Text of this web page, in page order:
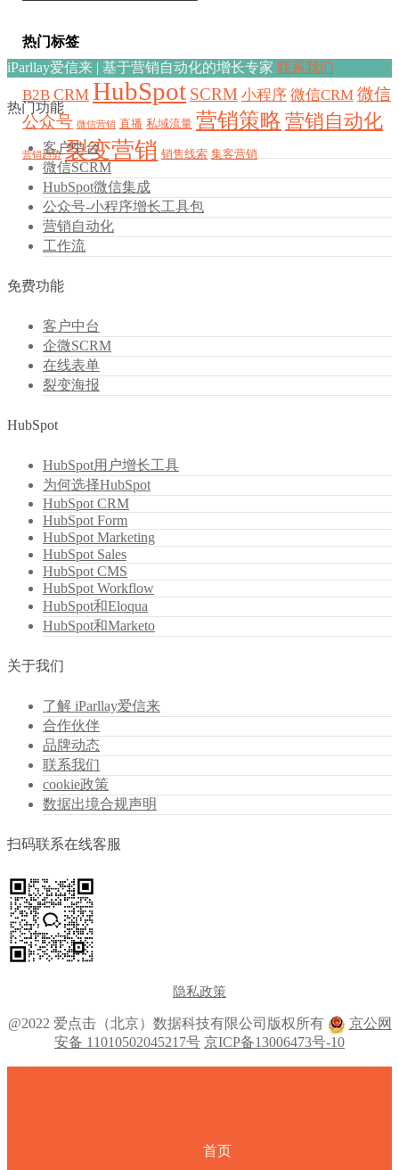
热门标签
B2B CRM HubSpot SCRM 小程序 微信CRM 微信
公众号 微信营销 直播 私域流量 营销策略 营销自动化
营销趋势 裂变营销 销售线索 集客营销
iParllay爱信来 | 基于营销自动化的增长专家 联系我们
热门功能
客户中台
微信SCRM
HubSpot微信集成
公众号-小程序增长工具包
营销自动化
工作流
免费功能
客户中台
企微SCRM
在线表单
裂变海报
HubSpot
HubSpot用户增长工具
为何选择HubSpot
HubSpot CRM
HubSpot Form
HubSpot Marketing
HubSpot Sales
HubSpot CMS
HubSpot Workflow
HubSpot和Eloqua
HubSpot和Marketo
关于我们
了解 iParllay爱信来
合作伙伴
品牌动态
联系我们
cookie政策
数据出境合规声明
扫码联系在线客服
隐私政策
@2022 爱点击（北京）数据科技有限公司版权所有
京公网
安备 11010502045217号 京ICP备13006473号-10
首页